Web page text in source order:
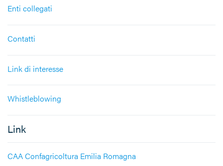
Enti collegati
Contatti
Link di interesse
Whistleblowing
Link
CAA Confagricoltura Emilia Romagna